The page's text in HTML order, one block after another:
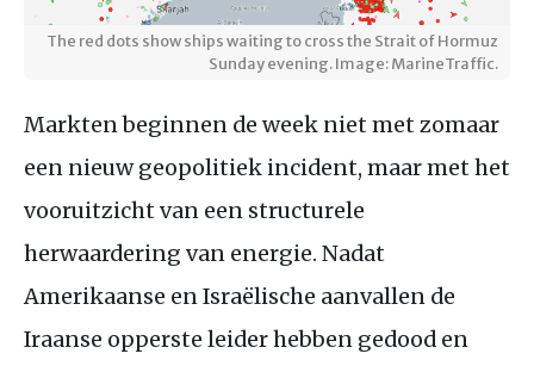
The red dots show ships waiting to cross the Strait of Hormuz
Sunday evening. Image: MarineTraffic.
Markten beginnen de week niet met zomaar
een nieuw geopolitiek incident, maar met het
vooruitzicht van een structurele
herwaardering van energie. Nadat
Amerikaanse en Israëlische aanvallen de
Iraanse opperste leider hebben gedood en